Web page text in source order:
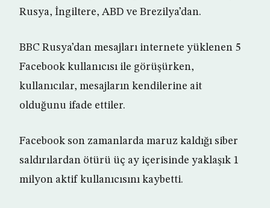
Rusya, İngiltere, ABD ve Brezilya’dan.
BBC Rusya’dan mesajları internete yüklenen 5
Facebook kullanıcısı ile görüşürken,
kullanıcılar, mesajların kendilerine ait
olduğunu ifade ettiler.
Facebook son zamanlarda maruz kaldığı siber
saldırılardan ötürü üç ay içerisinde yaklaşık 1
milyon aktif kullanıcısını kaybetti.